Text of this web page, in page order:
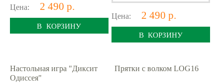
Цена: 2 490 р.
В КОРЗИНУ
Цена: 2 490 р.
В КОРЗИНУ
Настольная игра "Диксит
Одиссея"
Прятки с волком LOG16